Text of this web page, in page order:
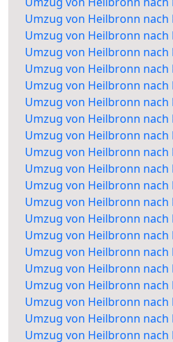
Umzug von Heilbronn nach
Umzug von Heilbronn nach
Umzug von Heilbronn nach
Umzug von Heilbronn nach
Umzug von Heilbronn nach
Umzug von Heilbronn nach
Umzug von Heilbronn nach
Umzug von Heilbronn nach
Umzug von Heilbronn nach
Umzug von Heilbronn nach
Umzug von Heilbronn nach
Umzug von Heilbronn nach
Umzug von Heilbronn nach
Umzug von Heilbronn nach
Umzug von Heilbronn nach
Umzug von Heilbronn nach
Umzug von Heilbronn
Umzug von Heilbronn
Umzug von Heilbronn nach
Umzug von Heilbronn nach